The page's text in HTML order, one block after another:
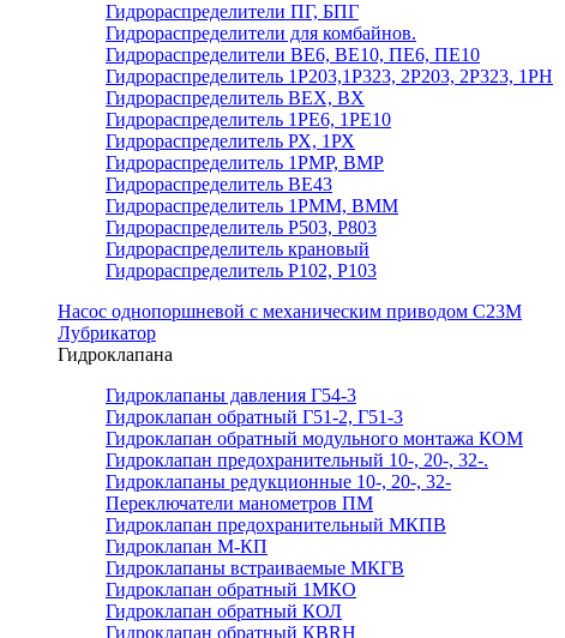
Гидрораспределители ПГ, БПГ
Гидрораспределители для комбайнов.
Гидрораспределители ВЕ6, ВЕ10, ПЕ6, ПЕ10
Гидрораспределитель 1Р203,1Р323, 2Р203, 2Р323, 1РН
Гидрораспределитель ВЕХ, ВХ
Гидрораспределитель 1РЕ6, 1РЕ10
Гидрораспределитель РХ, 1РХ
Гидрораспределитель 1РМР, ВМР
Гидрораспределитель ВЕ43
Гидрораспределитель 1РММ, ВММ
Гидрораспределитель Р503, Р803
Гидрораспределитель крановый
Гидрораспределитель Р102, Р103
Насос однопоршневой с механическим приводом С23М
Лубрикатор
Гидроклапана
Гидроклапаны давления Г54-3
Гидроклапан обратный Г51-2, Г51-3
Гидроклапан обратный модульного монтажа КОМ
Гидроклапан предохранительный 10-, 20-, 32-.
Гидроклапаны редукционные 10-, 20-, 32-
Переключатели манометров ПМ
Гидроклапан предохранительный МКПВ
Гидроклапан М-КП
Гидроклапаны встраиваемые МКГВ
Гидроклапан обратный 1МКО
Гидроклапан обратный КОЛ
Гидроклапан обратный КВRН